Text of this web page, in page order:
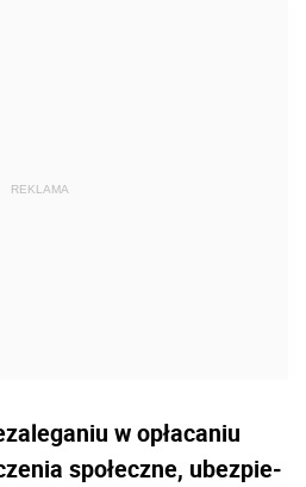
w opłacaniu
społeczne, ubezpie­